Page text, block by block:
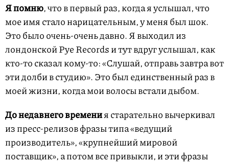
Я помню, что в первый раз, когда я услышал, что
мое имя стало нарицательным, у меня был шок.
Это было очень-очень давно. Я выходил из
лондонской Pye Records и тут вдруг услышал, как
кто-то сказал кому-то: «Слушай, отправь завтра вот
эти долби в студию». Это был единственный раз в
моей жизни, когда мои волосы встали дыбом.
До недавнего времения старательно вычеркивал
из пресс-релизов фразы типа «ведущий
производитель», «крупнейший мировой
поставщик», а потом все привыкли, и эти фразы